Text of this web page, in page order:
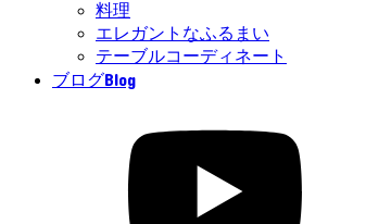
料理
エレガントなふるまい
テーブルコーディネート
ブログBlog